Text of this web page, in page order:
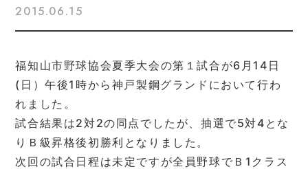
2015.06.15
福知山市野球協会夏季大会の第１試合が6月14日
(日）午後1時から神戸製鋼グランドにおいて行わ
れました。
試合結果は2対2の同点でしたが、抽選で5対4とな
りＢ級昇格後初勝利となりました。
次回の試合日程は未定ですが全員野球でＢ1クラス